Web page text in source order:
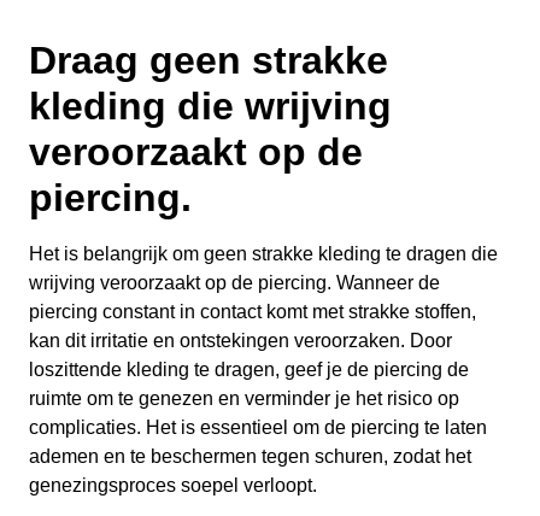
Draag geen strakke
kleding die wrijving
veroorzaakt op de
piercing.
Het is belangrijk om geen strakke kleding te dragen die
wrijving veroorzaakt op de piercing. Wanneer de
piercing constant in contact komt met strakke stoffen,
kan dit irritatie en ontstekingen veroorzaken. Door
loszittende kleding te dragen, geef je de piercing de
ruimte om te genezen en verminder je het risico op
complicaties. Het is essentieel om de piercing te laten
ademen en te beschermen tegen schuren, zodat het
genezingsproces soepel verloopt.